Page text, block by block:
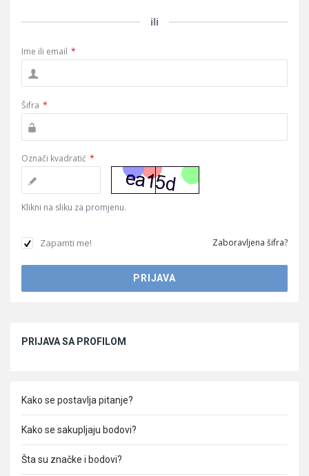
ili
Ime ili email *
Šifra *
Označi kvadratić *
Klikni na sliku za promjenu.
Zapamti me! Zaboravljena šifra?
PRIJAVA SA PROFILOM
Kako se postavlja pitanje?
Kako se sakupljaju bodovi?
Šta su značke i bodovi?